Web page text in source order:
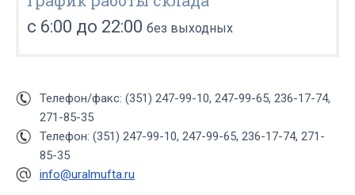
с 6:00 до 22:00 без выходных
Телефон/факс: (351) 247-99-10, 247-99-65, 236-17-74,
271-85-35
Телефон: (351) 247-99-10, 247-99-65, 236-17-74, 271-
85-35
info@uralmufta.ru